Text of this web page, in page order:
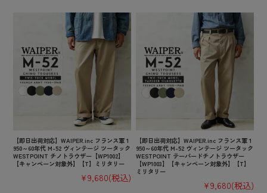
【即日出荷対応】WAIPER.inc フランス軍 1
950～60年代 M-52 ヴィンテージ ツータック
WESTPOINT チノトラウザー【WP1002】
【キャンペーン対象外】【T】ミリタリー
¥9,680(税込)
【即日出荷対応】WAIPER.inc フランス軍 1
950～60年代 M-52 ヴィンテージ ツータック
WESTPOINT テーパードチノトラウザー
【WP1003】【キャンペーン対象外】【T】
ミリタリー
¥9,680(税込)